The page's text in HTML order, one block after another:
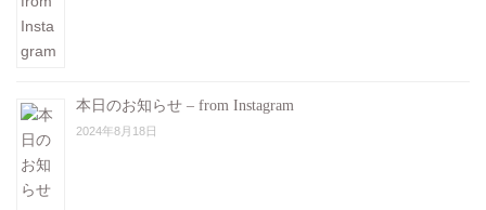
本日のお知らせ – from Instagram
2024年8月18日